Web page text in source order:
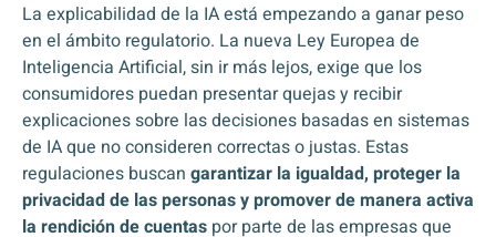
La explicabilidad de la IA está empezando a ganar peso
en el ámbito regulatorio. La nueva Ley Europea de
Inteligencia Artificial, sin ir más lejos, exige que los
consumidores puedan presentar quejas y recibir
explicaciones sobre las decisiones basadas en sistemas
de IA que no consideren correctas o justas. Estas
regulaciones buscan garantizar la igualdad, proteger la
privacidad de las personas y promover de manera activa
la rendición de cuentas por parte de las empresas que